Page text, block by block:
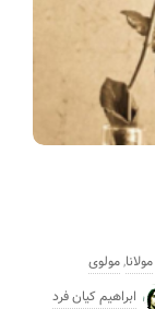
مولانا,مولوی
ابراهیم کیان فرد